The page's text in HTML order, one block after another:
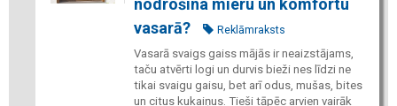
vasarā?
Reklāmraksts
Vasarā svaigs gaiss mājās ir neaizstājams,
taču atvērti logi un durvis bieži nes līdzi ne
tikai svaigu gaisu, bet arī odus, mušas, bites
un citus kukaiņus. Tieši tāpēc arvien vairāk